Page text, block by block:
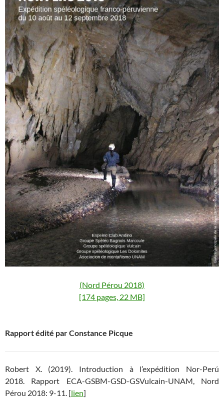
(Nord Pérou 2018)
[174 pages, 22 MB]
Rapport édité par Constance Picque
Robert X. (2019). Introduction à l’expédition Nor-Perú
2018. Rapport ECA-GSBM-GSD-GSVulcain-UNAM, Nord
Pérou 2018: 9-11. [lien]